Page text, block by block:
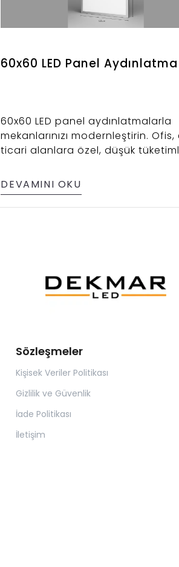
60x60 LED Panel Aydınlatma
60x60 LED panel aydınlatmalarla
mekanlarınızı modernleştirin. Ofis,
ticari alanlara özel, düşük
DEVAMINI OKU
Sözleşmeler
Kişisek Veriler Politikası
Gizlilik ve Güvenlik
İade Politikası
İletişim